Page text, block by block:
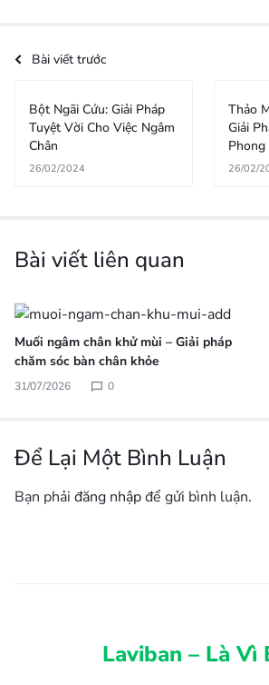
Bài viết trước
Bột Ngãi Cứu: Giải Pháp
Tuyệt Vời Cho Việc Ngâm
Chân
26/02/2024
Thảo
Giải
26/02/
Bài viết liên quan
Muối ngâm chân khử mùi – Giải pháp
chăm sóc bàn chân khỏe
31/07/2026 0
Để Lại Một Bình Luận
Bạn phải đăng nhậpđể gửi bình luận.
Laviban – Là Vì